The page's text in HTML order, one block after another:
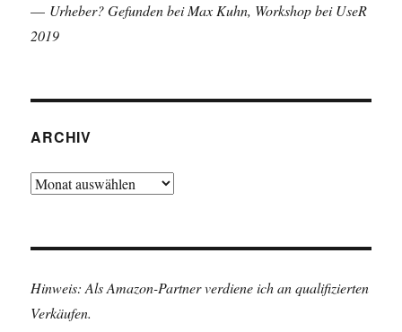
— Urheber? Gefunden bei Max Kuhn, Workshop bei UseR
2019
ARCHIV
Archiv
Hinweis: Als Amazon-Partner verdiene ich an qualifizierten
Verkäufen.